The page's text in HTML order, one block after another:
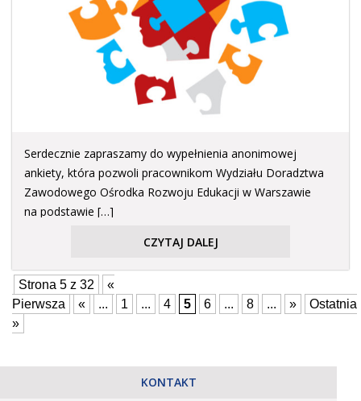
Serdecznie zapraszamy do wypełnienia anonimowej
ankiety, która pozwoli pracownikom Wydziału Doradztwa
Zawodowego Ośrodka Rozwoju Edukacji w Warszawie
na podstawie […]
CZYTAJ DALEJ
Strona 5 z 32
«
Pierwsza
« ... 1 ... 4 5 6 ... 8 ... »
Ostatnia
»
KONTAKT